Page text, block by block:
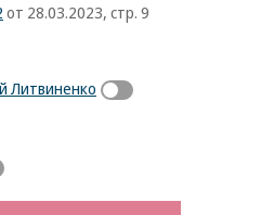
от 28.03.2023, стр. 9
Литвиненко